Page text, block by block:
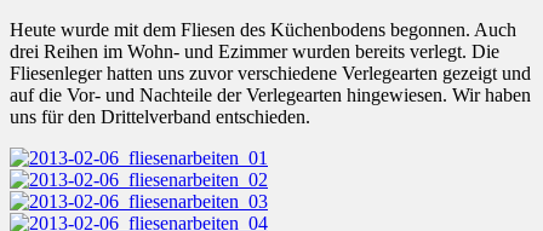
Heute wurde mit dem Fliesen des Küchenbodens begonnen. Auch
drei Reihen im Wohn- und Ezimmer wurden bereits verlegt. Die
Fliesenleger hatten uns zuvor verschiedene Verlegearten gezeigt und
auf die Vor- und Nachteile der Verlegearten hingewiesen. Wir haben
uns für den Drittelverband entschieden.